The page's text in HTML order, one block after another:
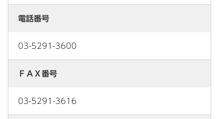
電話番号
03-5291-3600
ＦＡＸ番号
03-5291-3616